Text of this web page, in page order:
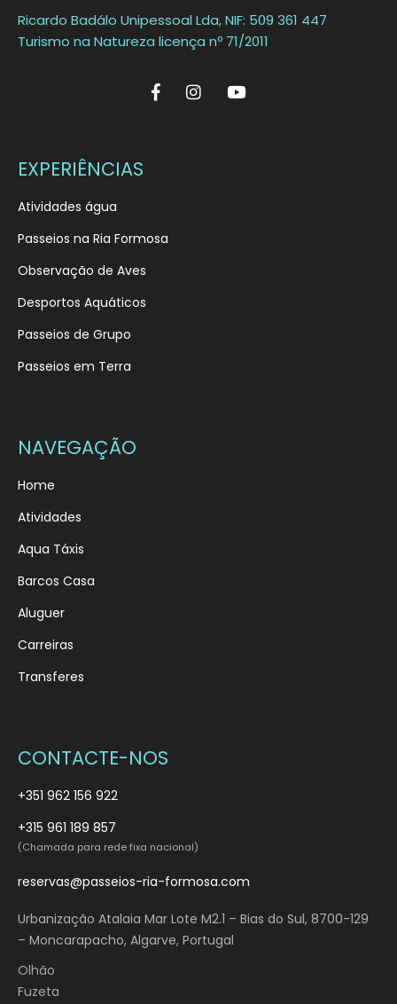
Ricardo Badálo Unipessoal Lda, NIF: 509 361 447
Turismo na Natureza licença nº 71/2011
EXPERIÊNCIAS
Atividades água
Passeios na Ria Formosa
Observação de Aves
Desportos Aquáticos
Passeios de Grupo
Passeios em Terra
NAVEGAÇÃO
Home
Atividades
Aqua Táxis
Barcos Casa
Aluguer
Carreiras
Transferes
CONTACTE-NOS
+351 962 156 922
+315 961 189 857
(Chamada para rede fixa nacional)
reservas@passeios-ria-formosa.com
Urbanização Atalaia Mar Lote M2.1 – Bias do Sul, 8700-129
– Moncarapacho, Algarve, Portugal
Olhão
Fuzeta